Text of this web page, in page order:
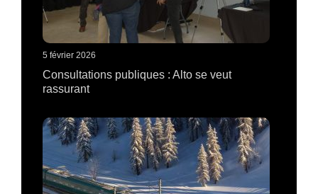
5 février 2026
Consultations publiques : Alto se veut
rassurant